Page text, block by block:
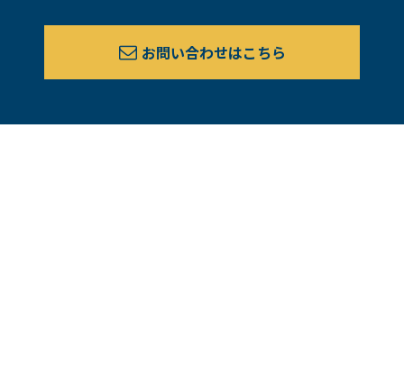
お問い合わせはこちら